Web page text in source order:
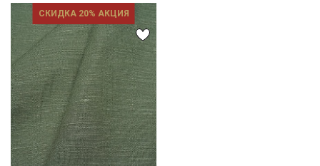
СКИДКА 20% АКЦИЯ